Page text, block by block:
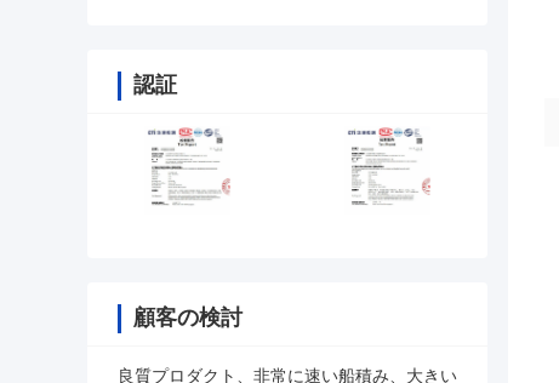
認証
顧客の検討
良質プロダクト、非常に速い船積み、大きい